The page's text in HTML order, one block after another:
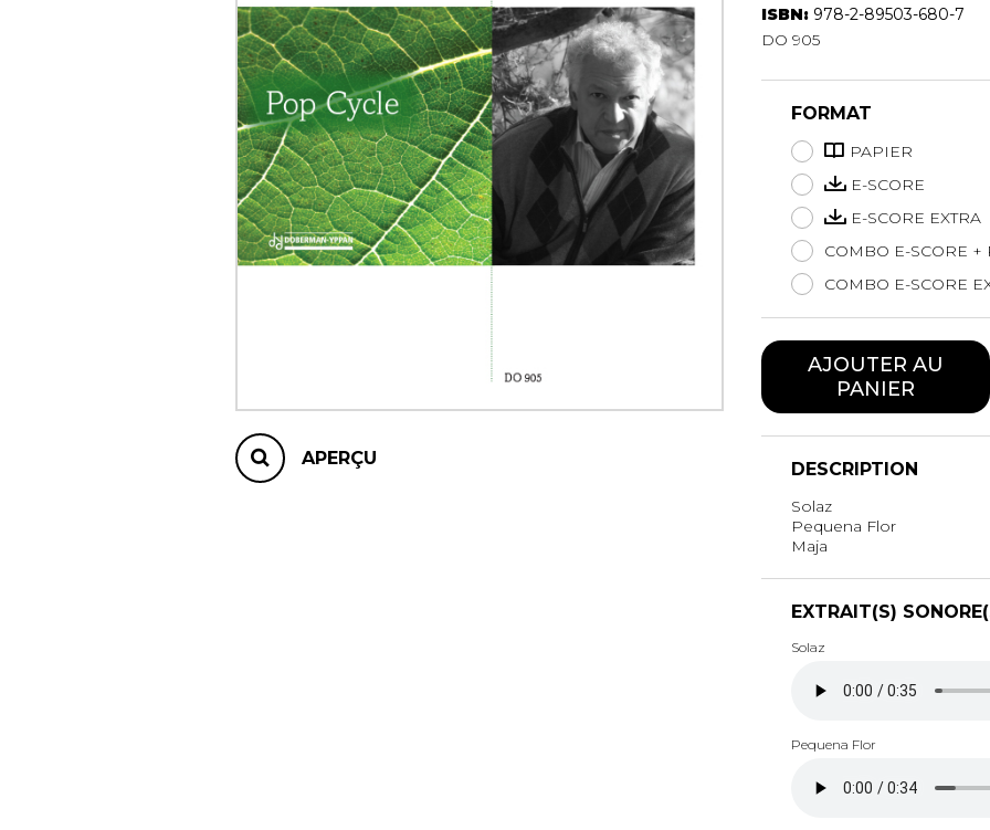
Hautbois
Luth
Percussion
Piano
Saxophone
Trompette
Tuba
Ukulélé
Voix
APERÇU
ISBN: 978-2-89503-680-7
DO 905
FORMAT
PAPIER
E-SCORE
E-SCORE EXTRA
COMBO E-SCORE +
COMBO E-SCORE
AJOUTER AU
PANIER
DESCRIPTION
Solaz
Pequena Flor
Maja
EXTRAIT(S)
Solaz
Pequena Flor